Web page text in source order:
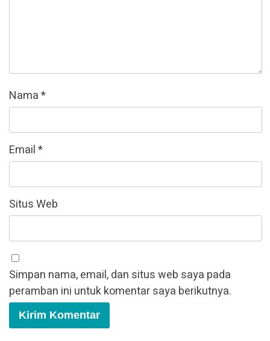
Nama*
Email*
Situs Web
Simpan nama, email, dan situs web saya pada
peramban ini untuk komentar saya berikutnya.